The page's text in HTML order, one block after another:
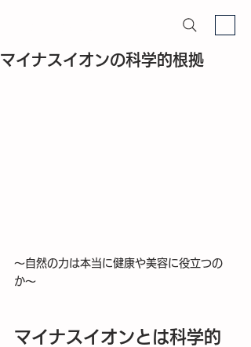
マイナスイオンの科学的根拠
〜自然の力は本当に健康や美容に役立つの
か〜
マイナスイオンとは科学的